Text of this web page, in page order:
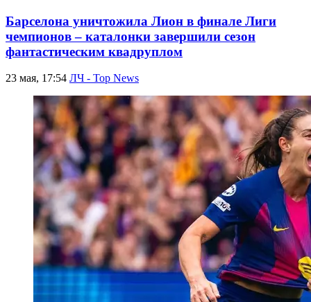
Барселона уничтожила Лион в финале Лиги
чемпионов – каталонки завершили сезон
фантастическим квадруплом
23 мая, 17:54 ЛЧ - Top News